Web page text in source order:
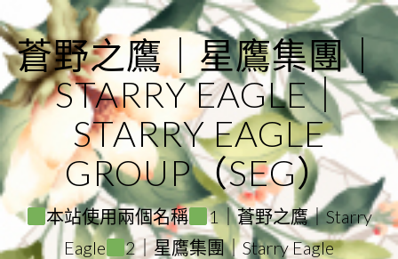
to
content
蒼野之鷹｜星鷹集團｜
STARRY EAGLE｜
STARRY EAGLE
GROUP（SEG）
本站使用兩個名稱
1｜蒼野之鷹｜Starry
Eagle
2｜星鷹集團｜Starry Eagle